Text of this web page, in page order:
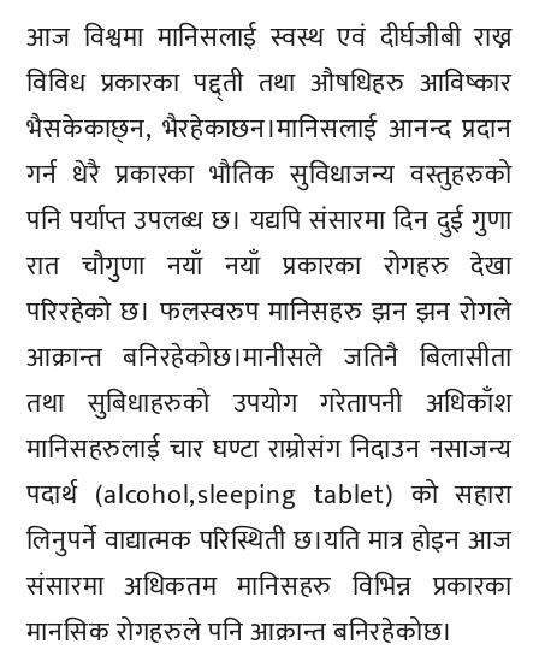
आज विश्वमा मानिसलाई स्वस्थ एवं दीर्घजीबी राख्न
विविध प्रकारका पद्द्ती तथा औषधिहरु आविष्कार
भैसकेकाछ्न, भैरहेकाछन।मानिसलाई आनन्द प्रदान
गर्न धेरै प्रकारका भौतिक सुविधाजन्य वस्तुहरुको
पनि पर्याप्त उपलब्ध छ। यद्यपि संसारमा दिन दुई गुणा
रात चौगुणा नयाँ नयाँ प्रकारका रोगहरु देखा
परिरहेको छ। फलस्वरुप मानिसहरु झन झन रोगले
आक्रान्त बनिरहेकोछ।मानीसले जतिनै बिलासीता
तथा सुबिधाहरुको उपयोग गरेतापनी अधिकाँश
मानिसहरुलाई चार घण्टा राम्रोसंग निदाउन नसाजन्य
पदार्थ (alcohol,sleeping tablet) को सहारा
लिनुपर्ने वाद्यात्मक परिस्थिती छ।यति मात्र होइन आज
संसारमा अधिकतम मानिसहरु विभिन्न प्रकारका
मानसिक रोगहरुले पनि आक्रान्त बनिरहेकोछ।